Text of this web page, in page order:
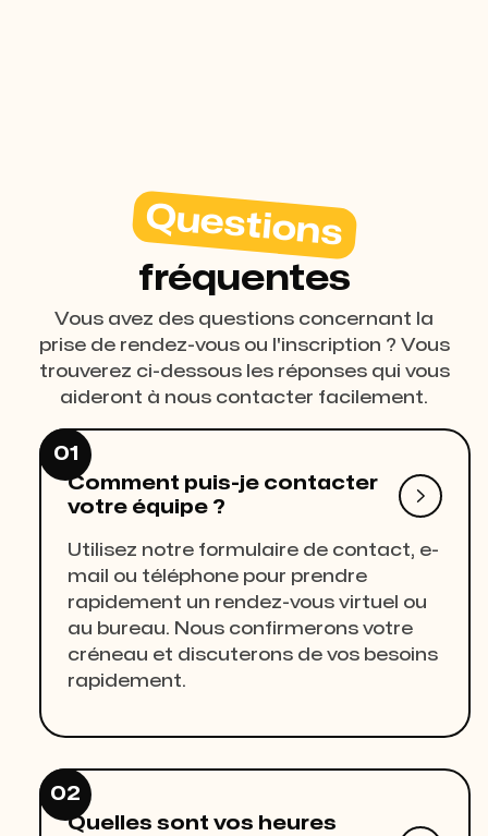
Questions
fréquentes
Vous avez des questions concernant la
prise de rendez-vous ou l'inscription ? Vous
trouverez ci-dessous les réponses qui vous
aideront à nous contacter facilement.
01
Comment puis-je contacter
votre équipe ?

Utilisez notre formulaire de contact, e-
mail ou téléphone pour prendre
rapidement un rendez-vous virtuel ou
au bureau. Nous confirmerons votre
créneau et discuterons de vos besoins
rapidement.
02
Quelles sont vos heures